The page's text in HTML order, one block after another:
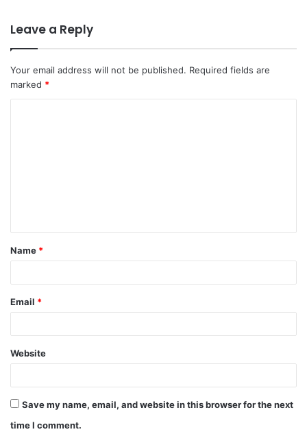
Leave a Reply
Your email address will not be published. Required fields are
marked *
t
*
Name *
Email *
Website
Save my name, email, and website in this browser for the next
time I comment.